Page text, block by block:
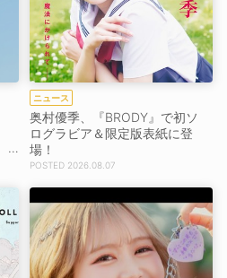
ニュース
奥村優季、『BRODY』で初ソ
ログラビア＆限定版表紙に登
場！
2026.08.07